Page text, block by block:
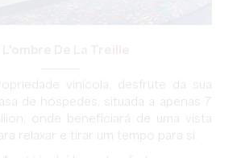
vinícola, desfrute da sua
de hóspedes, situada a apenas 7
onde beneficiará de uma vista
relaxar e tirar um tempo para si.